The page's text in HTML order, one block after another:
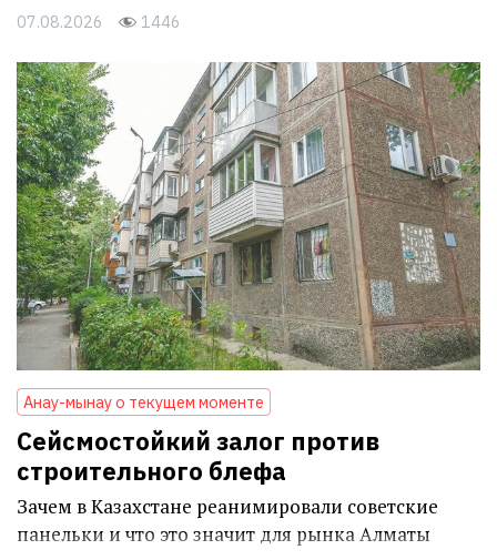
07.08.2026 1446
Анау-мынау о текущем моменте
Сейсмостойкий залог против
строительного блефа
Зачем в Казахстане реанимировали советские
панельки и что это значит для рынка Алматы